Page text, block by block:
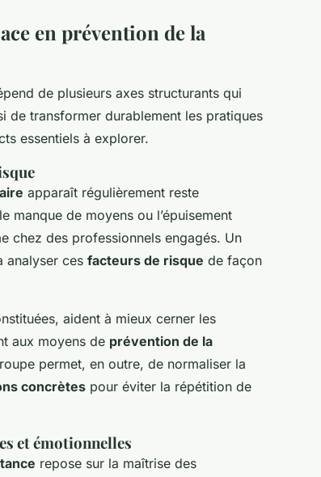
en prévention de la
de plusieurs axes structurants qui
de transformer durablement les pratiques
essentiels à explorer.
apparaît régulièrement reste
manque de moyens ou l’épuisement
chez des professionnels engagés. Un
analyser ces facteurs de risque de façon
aident à mieux cerner les
aux moyens de prévention de la
permet, en outre, de normaliser la
concrètes pour éviter la répétition de
et émotionnelles
repose sur la maîtrise des